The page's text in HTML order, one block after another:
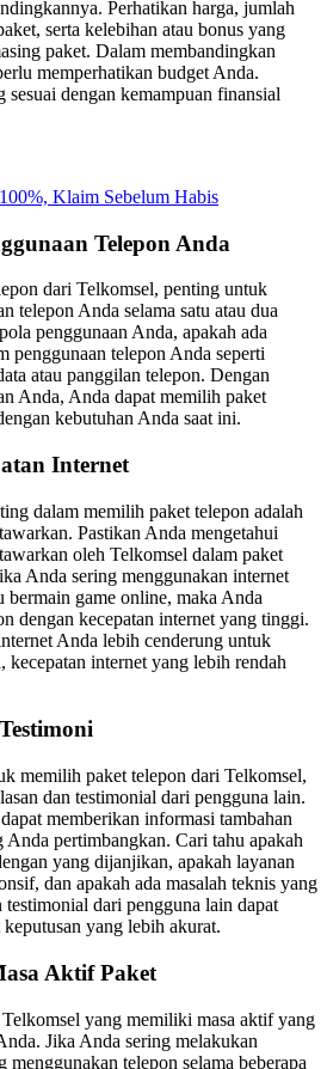
Perhatikan harga, jumlah
serta kelebihan atau bonus yang
paket. Dalam membandingkan
memperhatikan budget Anda.
dengan kemampuan finansial
Klaim Sebelum Habis
Telepon Anda
dari Telkomsel, penting untuk
telepon Anda selama satu atau dua
penggunaan Anda, apakah ada
penggunaan telepon Anda seperti
atau panggilan telepon. Dengan
Anda, Anda dapat memilih paket
kebutuhan Anda saat ini.
Internet
dalam memilih paket telepon adalah
Pastikan Anda mengetahui
oleh Telkomsel dalam paket
Anda sering menggunakan internet
bermain game online, maka Anda
dengan kecepatan internet yang tinggi.
Anda lebih cenderung untuk
kecepatan internet yang lebih rendah
memilih paket telepon dari Telkomsel,
dan testimonial dari pengguna lain.
memberikan informasi tambahan
Anda pertimbangkan. Cari tahu apakah
yang dijanjikan, apakah layanan
dan apakah ada masalah teknis yang
dari pengguna lain dapat
yang lebih akurat.
Aktif Paket
yang memiliki masa aktif yang
Jika Anda sering melakukan
menggunakan telepon selama beberapa